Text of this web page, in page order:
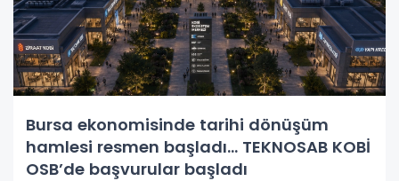
Bursa ekonomisinde tarihi dönüşüm
hamlesi resmen başladı... TEKNOSAB KOBİ
OSB’de başvurular başladı